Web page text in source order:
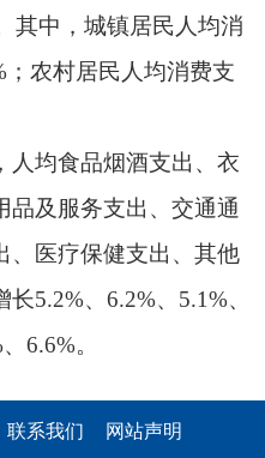
其中，城镇居民人均消
；农村居民人均消费支
人均食品烟酒支出、衣
品及服务支出、交通通
、医疗保健支出、其他
5.2%、6.2%、5.1%、
6.6%。
联系我们 网站声明